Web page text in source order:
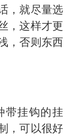
，就尽量选
，这样才更
，否则东西
带挂钩的挂
，可以很好